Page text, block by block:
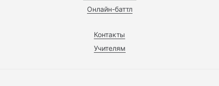
Онлайн-баттл
Контакты
Учителям